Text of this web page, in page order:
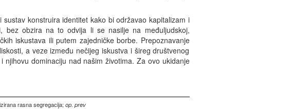
konstruira identitet kako bi održavao kapitalizam i
bez obzira na to odvija li se nasilje na međuljudskoj,
iskustava ili putem zajedničke borbe. Prepoznavanje
a veze između nečijeg iskustva i šireg društvenog
dominaciju nad našim životima. Za ovo ukidanje
rasna segregacija;op. prev